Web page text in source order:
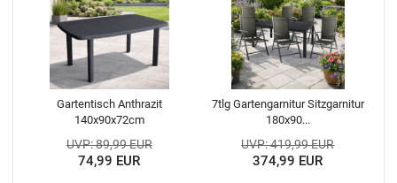
Gartentisch Anthrazit
140x90x72cm
UVP: 89,99 EUR
74,99 EUR
7tlg Gartengarnitur Sitzgarnitur
180x90...
UVP: 419,99 EUR
374,99 EUR